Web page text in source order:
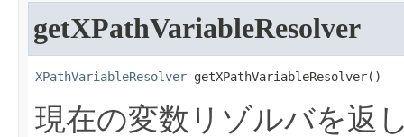
getXPathVariableResolver
XPathVariableResolver getXPathVariableResolver​()
現在の変数リゾルバを返